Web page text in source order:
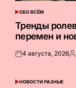
ОПУБЛИКОВАНО
В
ОБО ВСЁМ
Тренды
перемен и
Опубликовано
4 августа, 2026
ОПУБЛИКОВАНО
НОВОСТИ РАЗНЫЕ